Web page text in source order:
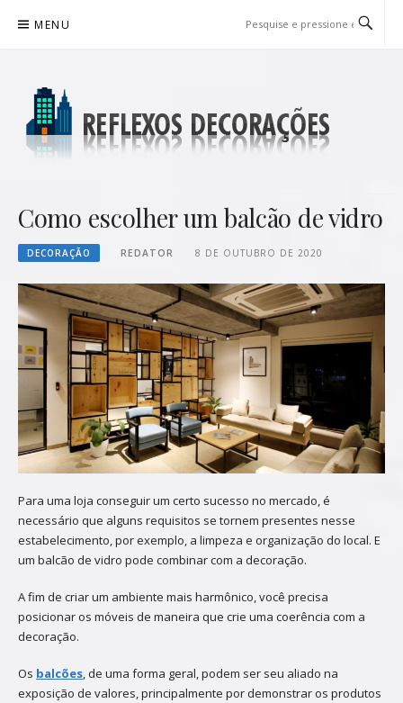
para
MENU
Como escolher um balcão de vidro
DECORAÇÃO REDATOR 8 DE OUTUBRO DE 2020
Para uma loja conseguir um certo sucesso no mercado, é
necessário que alguns requisitos se tornem presentes nesse
estabelecimento, por exemplo, a limpeza e organização do local. E
um balcão de vidro pode combinar com a decoração.
A fim de criar um ambiente mais harmônico, você precisa
posicionar os móveis de maneira que crie uma coerência com a
decoração.
Os balcões, de uma forma geral, podem ser seu aliado na
exposição de valores, principalmente por demonstrar os produtos